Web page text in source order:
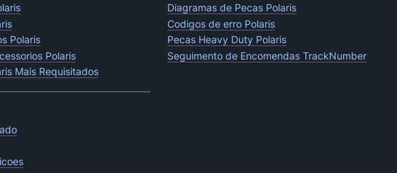
Polaris
Polaris
Mais Requisitados
Diagramas de Pecas Polaris
Codigos de erro Polaris
Pecas Heavy Duty Polaris
Seguimento de Encomendas TrackNumber